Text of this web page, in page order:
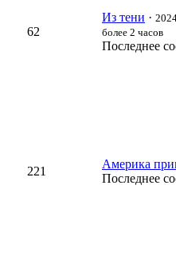
62
Из тени ·
более 2 часов
Последнее
221
Америка
Последнее